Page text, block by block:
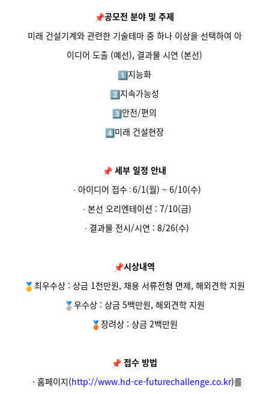
공모전 분야 및 주제
미래 건설기계와 관련한 기술테마 중 하나 이상을 선택하여 아
이디어 도출 (예선), 결과물 시연 (본선)
지능화
지속가능성
안전/편의
미래 건설현장
세부 일정 안내
∙ 아이디어 접수:6/1(월) ~ 6/10(수)
∙ 본선 오리엔테이션 : 7/10(금)
∙ 결과물 전시/시연 : 8/26(수)
시상내역
최우수상 : 상금 1천만원, 채용 서류전형 면제, 해외견학 지원
우수상 : 상금 5백만원, 해외견학 지원
장려상 : 상금 2백만원
접수 방법
· 홈페이지(http://www.hd-ce-futurechallenge.co.kr)를